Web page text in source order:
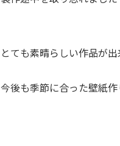
とても素晴らしい作品が出
今後も季節に合った壁紙作